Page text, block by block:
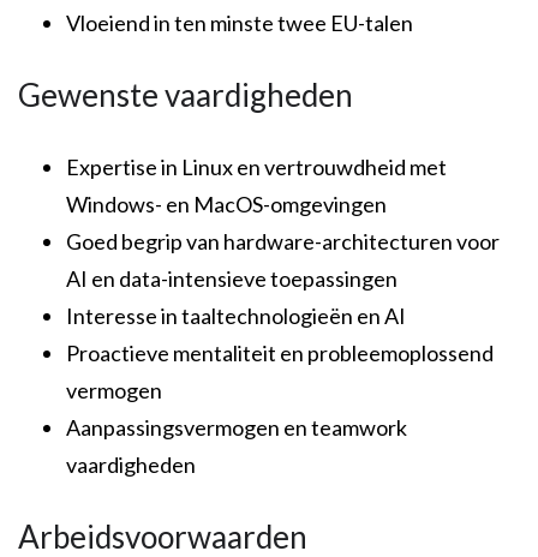
Vloeiend in ten minste twee EU-talen
Gewenste vaardigheden
Expertise in Linux en vertrouwdheid met
Windows- en MacOS-omgevingen
Goed begrip van hardware-architecturen voor
AI en data-intensieve toepassingen
Interesse in taaltechnologieën en AI
Proactieve mentaliteit en probleemoplossend
vermogen
Aanpassingsvermogen en teamwork
vaardigheden
Arbeidsvoorwaarden